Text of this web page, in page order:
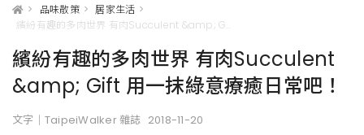
> 品味散策 > 居家生活 >
繽紛有趣的多肉世界 有肉Succulent
&amp; Gift 用一抹綠意療癒日常吧！
文字｜TaipeiWalker 雜誌 2018-11-20